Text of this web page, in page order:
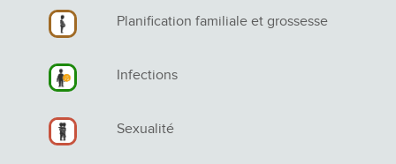
Planification familiale et grossesse
Infections
Sexualité